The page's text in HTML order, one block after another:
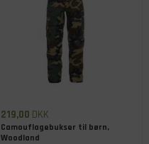
219,00 DKK
Camouflagebukser til børn,
Woodland